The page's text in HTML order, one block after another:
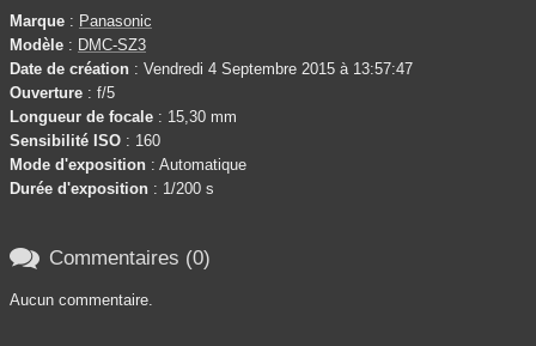
Marque : Panasonic
Modèle : DMC-SZ3
Date de création : Vendredi 4 Septembre 2015 à 13:57:47
Ouverture : f/5
Longueur de focale : 15,30 mm
Sensibilité ISO : 160
Mode d'exposition : Automatique
Durée d'exposition : 1/200 s
 Commentaires (0)
Aucun commentaire.